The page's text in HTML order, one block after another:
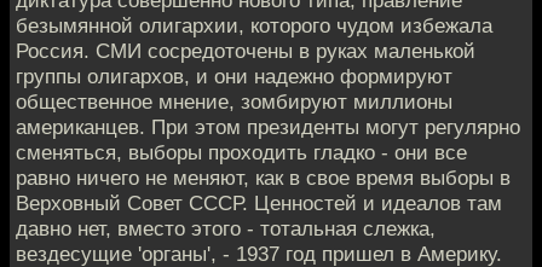
безымянной олигархии, которого чудом избежала
Россия. СМИ сосредоточены в руках маленькой
группы олигархов, и они надежно формируют
общественное мнение, зомбируют миллионы
американцев. При этом президенты могут регулярно
сменяться, выборы проходить гладко - они все
равно ничего не меняют, как в свое время выборы в
Верховный Совет СССР. Ценностей и идеалов там
давно нет, вместо этого - тотальная слежка,
вездесущие 'органы', - 1937 год пришел в Америку.